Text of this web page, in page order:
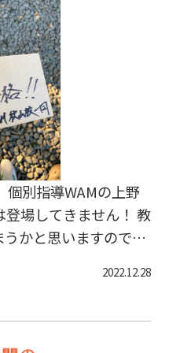
ぜ！」と意気込んで
当日
生からももらいました
の女子生徒には競り
という立…
個別指導WAMの上野
登場してきません！ 教
かと思いますのでま
ています。 この前ま
に・・・という感じ
を少しお話しようと
2022.12.28